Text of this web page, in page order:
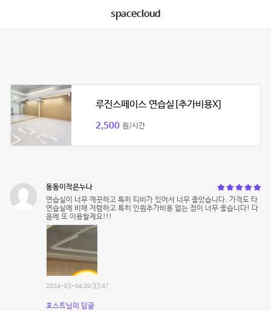
spacecloud
루진스페이스 연습실[추가비용X]
2,500 원/시간
동동이작은누나
연습실이 너무 깨끗하고 특히 티비가 있어서 너무 좋았습니다. 가격도 타
연습실에 비해 저렴하고 특히 인원추가비용 없는 점이 너무 좋습니다! 다
음에 또 이용할게요!!!
2024-03-04 20:33:47
호스트님의 답글